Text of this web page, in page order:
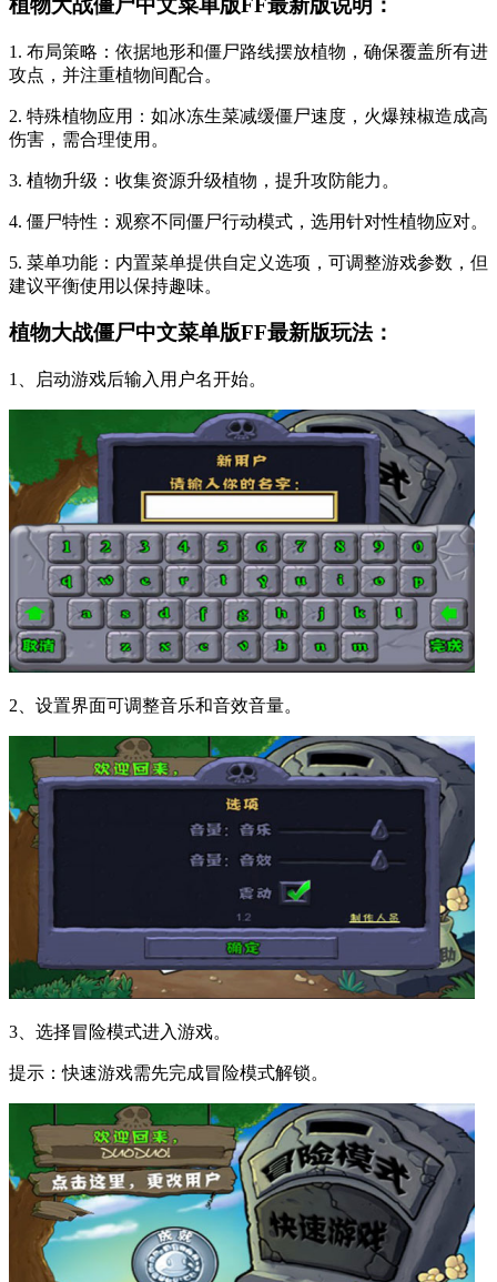
植物大战僵尸中文菜单版FF最新版说明：
1. 布局策略：依据地形和僵尸路线摆放植物，确保覆盖所有进
攻点，并注重植物间配合。
2. 特殊植物应用：如冰冻生菜减缓僵尸速度，火爆辣椒造成高
伤害，需合理使用。
3. 植物升级：收集资源升级植物，提升攻防能力。
4. 僵尸特性：观察不同僵尸行动模式，选用针对性植物应对。
5. 菜单功能：内置菜单提供自定义选项，可调整游戏参数，但
建议平衡使用以保持趣味。
植物大战僵尸中文菜单版FF最新版玩法：
1、启动游戏后输入用户名开始。
2、设置界面可调整音乐和音效音量。
3、选择冒险模式进入游戏。
提示：快速游戏需先完成冒险模式解锁。